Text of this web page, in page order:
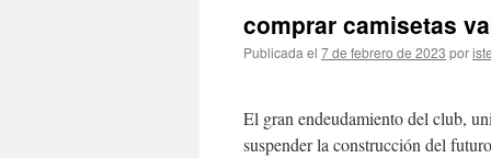
comprar camisetas
Publicada el 7 de febrero de 2023 por
El gran endeudamiento del club,
suspender la construcción del